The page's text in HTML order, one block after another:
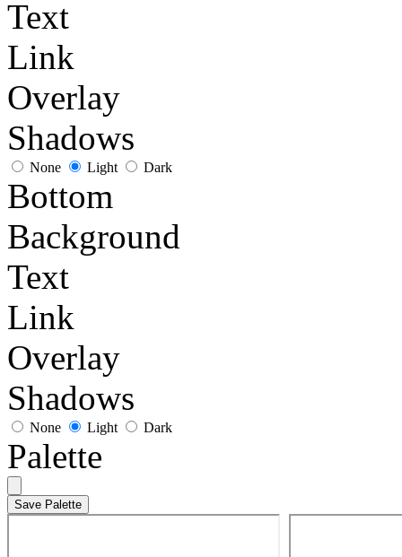
Text
Link
Overlay
Shadows
None Light Dark
Bottom
Background
Text
Link
Overlay
Shadows
None Light Dark
Palette
Save Palette